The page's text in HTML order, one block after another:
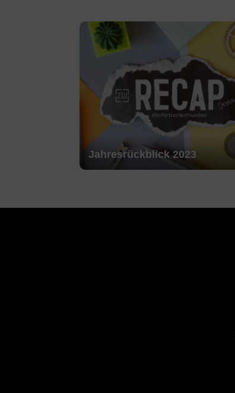
Jahresrückblick 2023